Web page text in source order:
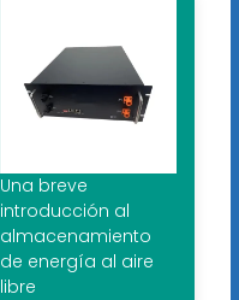
Una breve
introducción al
almacenamiento
de energía al aire
libre